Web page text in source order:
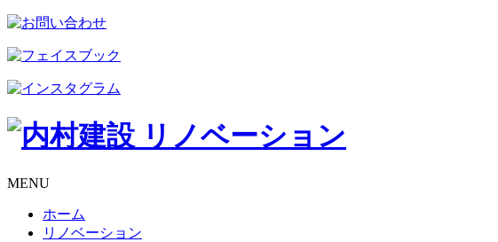
MENU
ホーム
リノベーション